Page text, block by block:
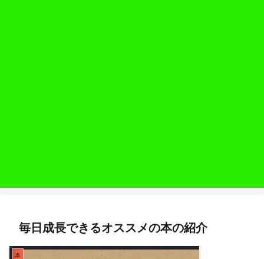
毎日成長できるオススメの本の紹介
本